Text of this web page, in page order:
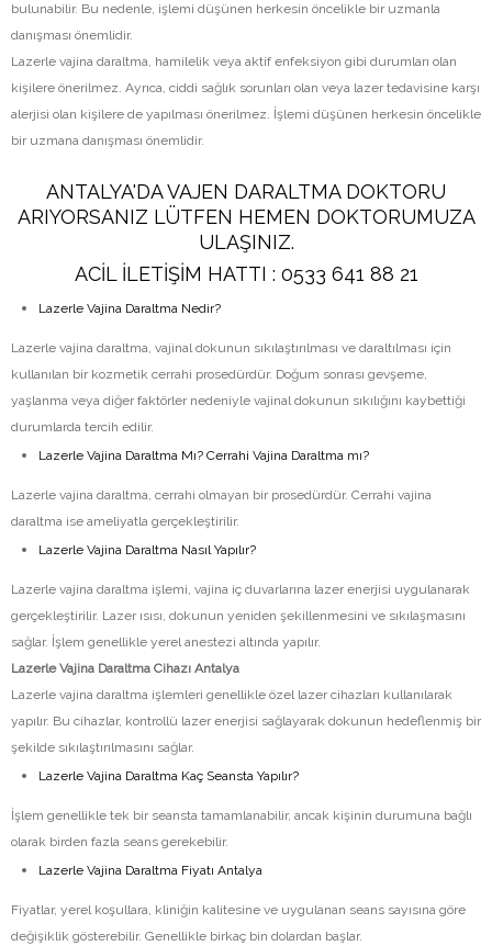
bulunabilir. Bu nedenle, işlemi düşünen herkesin öncelikle bir uzmanla
danışması önemlidir.
Lazerle vajina daraltma, hamilelik veya aktif enfeksiyon gibi durumları olan
kişilere önerilmez. Ayrıca, ciddi sağlık sorunları olan veya lazer tedavisine karşı
alerjisi olan kişilere de yapılması önerilmez. İşlemi düşünen herkesin öncelikle
bir uzmana danışması önemlidir.
ANTALYA'DA VAJEN DARALTMA DOKTORU
ARIYORSANIZ LÜTFEN HEMEN DOKTORUMUZA
ULAŞINIZ.
ACİL İLETİŞİM HATTI : 0533 641 88 21
Lazerle Vajina Daraltma Nedir?
Lazerle vajina daraltma, vajinal dokunun sıkılaştırılması ve daraltılması için
kullanılan bir kozmetik cerrahi prosedürdür. Doğum sonrası gevşeme,
yaşlanma veya diğer faktörler nedeniyle vajinal dokunun sıkılığını kaybettiği
durumlarda tercih edilir.
Lazerle Vajina Daraltma Mı? Cerrahi Vajina Daraltma mı?
Lazerle vajina daraltma, cerrahi olmayan bir prosedürdür. Cerrahi vajina
daraltma ise ameliyatla gerçekleştirilir.
Lazerle Vajina Daraltma Nasıl Yapılır?
Lazerle vajina daraltma işlemi, vajina iç duvarlarına lazer enerjisi uygulanarak
gerçekleştirilir. Lazer ısısı, dokunun yeniden şekillenmesini ve sıkılaşmasını
sağlar. İşlem genellikle yerel anestezi altında yapılır.
Lazerle Vajina Daraltma Cihazı Antalya
Lazerle vajina daraltma işlemleri genellikle özel lazer cihazları kullanılarak
yapılır. Bu cihazlar, kontrollü lazer enerjisi sağlayarak dokunun hedeflenmiş bir
şekilde sıkılaştırılmasını sağlar.
Lazerle Vajina Daraltma Kaç Seansta Yapılır?
İşlem genellikle tek bir seansta tamamlanabilir, ancak kişinin durumuna bağlı
olarak birden fazla seans gerekebilir.
Lazerle Vajina Daraltma Fiyatı Antalya
Fiyatlar, yerel koşullara, kliniğin kalitesine ve uygulanan seans sayısına göre
değişiklik gösterebilir. Genellikle birkaç bin dolardan başlar.